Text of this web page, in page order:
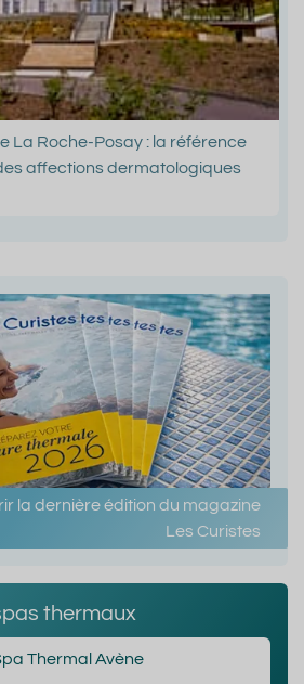
La Roche-Posay : la référence
affections dermatologiques
la dernière édition du magazine
Les Curistes
thermaux
Thermal Avène